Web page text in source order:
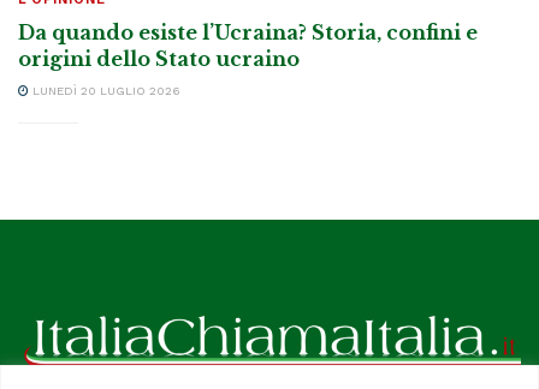
Da quando esiste l’Ucraina? Storia, confini e
origini dello Stato ucraino
LUNEDÌ 20 LUGLIO 2026